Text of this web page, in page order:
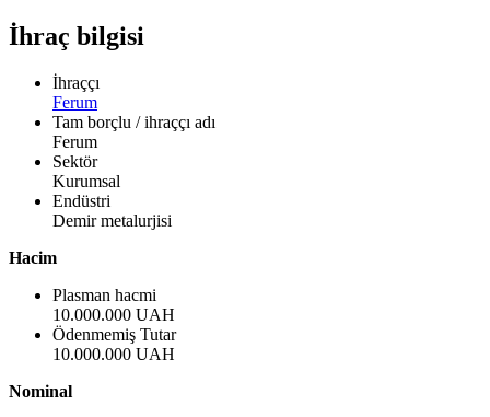
İhraç bilgisi
İhraççı
Ferum
Tam borçlu / ihraççı adı
Ferum
Sektör
Kurumsal
Endüstri
Demir metalurjisi
Hacim
Plasman hacmi
10.000.000 UAH
Ödenmemiş Tutar
10.000.000 UAH
Nominal